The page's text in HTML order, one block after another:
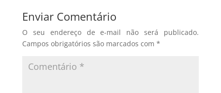
Enviar Comentário
O seu endereço de e-mail não será publicado.
Campos obrigatórios são marcados com *